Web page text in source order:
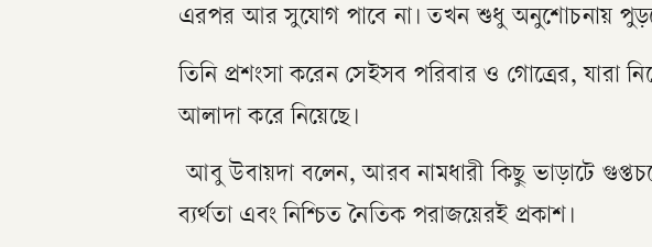
এরপর আর সুযোগ পাবে না। তখন শুধু অনুশোচনায়
তিনি প্রশংসা করেন সেইসব পরিবার ও গোত্রের, যারা
আলাদা করে নিয়েছে।
আবু উবায়দা বলেন, আরব নামধারী কিছু ভাড়াটে
ব্যর্থতা এবং নিশ্চিত নৈতিক পরাজয়েরই প্রকাশ।